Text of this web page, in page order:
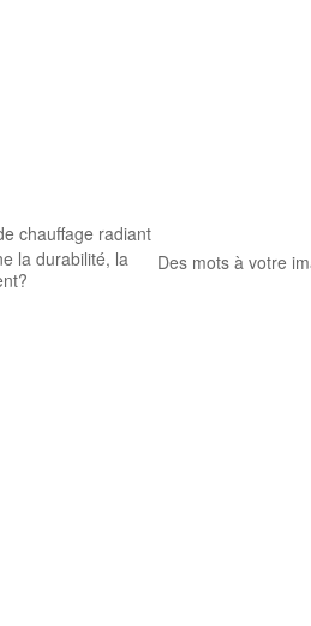
chauffage radiant
la durabilité, la
Des mots à votre